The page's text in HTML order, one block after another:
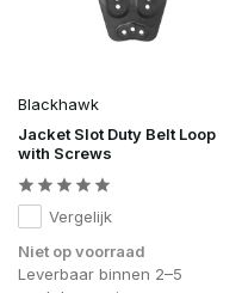
Blackhawk
Jacket Slot Duty Belt Loop
with Screws
Vergelijk
Niet op voorraad
Leverbaar binnen 2–5